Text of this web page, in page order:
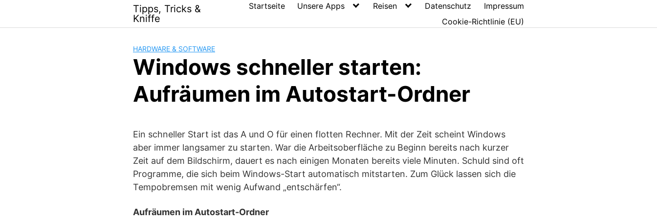
content
Tipps, Tricks &
Kniffe
Startseite Unsere Apps Reisen Datenschutz
Impressum
Cookie-Richtlinie (EU)
HARDWARE & SOFTWARE
Windows schneller starten:
Aufräumen im Autostart-Ordner
Ein schneller Start ist das A und O für einen flotten Rechner. Mit der Zeit scheint Windows
aber immer langsamer zu starten. War die Arbeitsoberfläche zu Beginn bereits nach kurzer
Zeit auf dem Bildschirm, dauert es nach einigen Monaten bereits viele Minuten. Schuld sind oft
Programme, die sich beim Windows-Start automatisch mitstarten. Zum Glück lassen sich die
Tempobremsen mit wenig Aufwand „entschärfen“.
Aufräumen im Autostart-Ordner